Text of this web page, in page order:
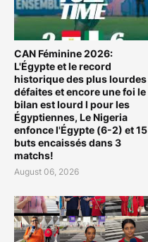
CAN Féminine 2026:
L'Égypte et le record
historique des plus lourdes
défaites et encore une foi le
bilan est lourd l pour les
Égyptiennes, Le Nigeria
enfonce l'Égypte (6-2) et 15
buts encaissés dans 3
matchs!
August 06, 2026